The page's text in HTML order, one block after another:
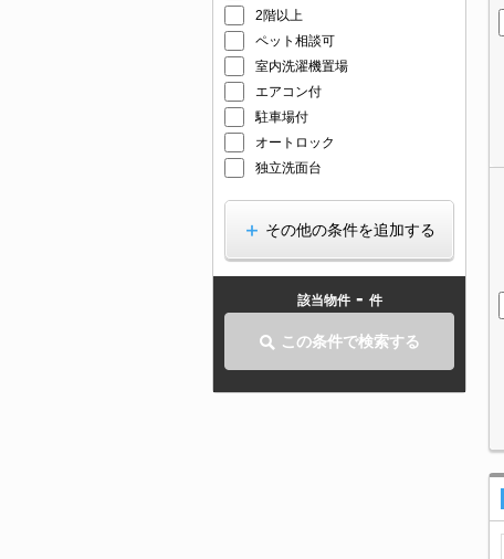
2階以上
ペット相談可
室内洗濯機置場
エアコン付
駐車場付
オートロック
独立洗面台
その他の条件を追加する
該当物件 - 件
この条件で検索する